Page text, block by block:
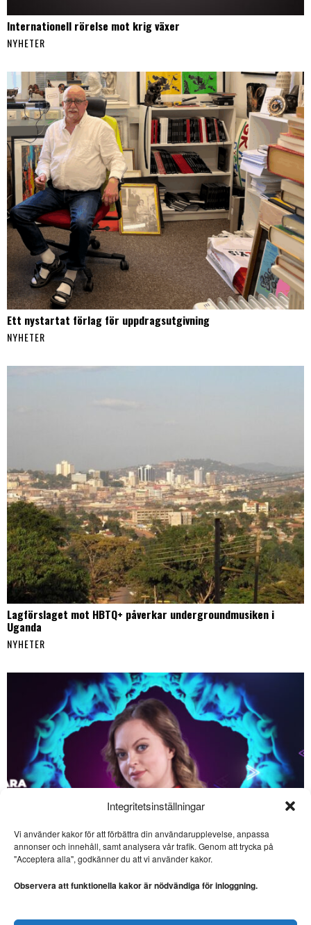
Integritetsinställningar
Vi använder kakor för att förbättra din användarupplevelse, anpassa
annonser och innehåll, samt analysera vår trafik. Genom att trycka på
"Acceptera alla", godkänner du att vi använder kakor.
Observera att funktionella kakor är nödvändiga för inloggning.
Internationell rörelse mot krig växer
NYHETER
Ett nystartat förlag för uppdragsutgivning
NYHETER
Lagförslaget mot HBTQ+ påverkar undergroundmusiken i
Uganda
NYHETER
Saara Hermansson vill lyfta fram samisk kultur
SE ÄVEN
låten nästan viktigast
discjockey